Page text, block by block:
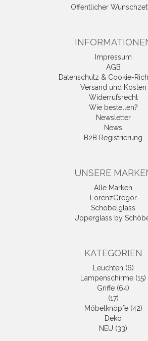
Öffentlicher
Impressum
AGB
Datenschutz & Cookie-
Versand und Kosten
Widerrufsrecht
Wie bestellen?
Newsletter
News
B2B Registrierung
UNSERE
Alle Marken
LorenzGregor
Schöbelglass
Upperglass by
KATEGORIEN
Leuchten (6)
Lampenschirme (15)
Griffe (64)
(17)
Möbelknöpfe (42)
Deko
NEU (33)